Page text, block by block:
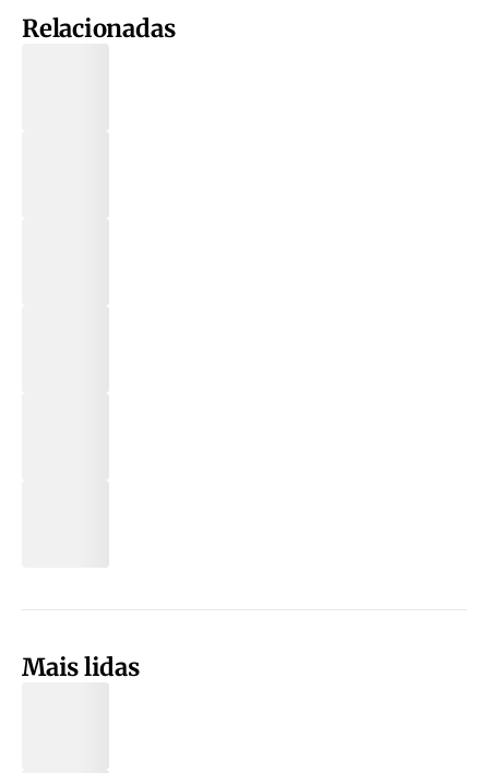
Relacionadas
Mais lidas